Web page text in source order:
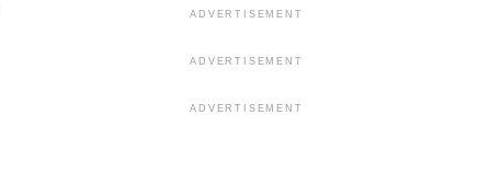
ADVERTISEMENT
ADVERTISEMENT
ADVERTISEMENT